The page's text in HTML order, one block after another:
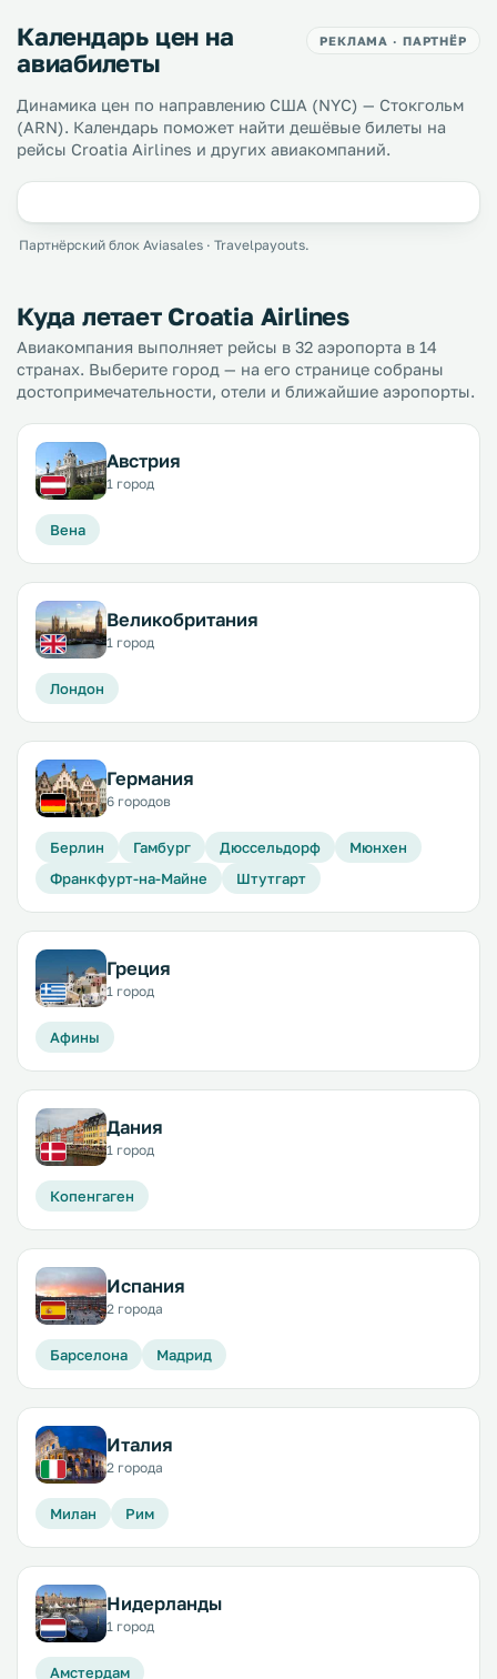
Календарь цен на
авиабилеты
РЕКЛАМА · ПАРТНЁР
Динамика цен по направлению США (NYC) — Стокгольм
(ARN). Календарь поможет найти дешёвые билеты на
рейсы Croatia Airlines и других авиакомпаний.
Партнёрский блок Aviasales · Travelpayouts.
Куда летает Croatia Airlines
Авиакомпания выполняет рейсы в 32 аэропорта в 14
странах. Выберите город — на его странице собраны
достопримечательности, отели и ближайшие аэропорты.
Австрия
1 город
Вена
Великобритания
1 город
Лондон
Германия
6 городов
Берлин Гамбург Дюссельдорф
Мюнхен
Франкфурт-на-Майне
Штутгарт
Греция
1 город
Афины
Дания
1 город
Копенгаген
Испания
2 города
Барселона Мадрид
Италия
2 города
Милан Рим
Нидерланды
1 город
Амстердам